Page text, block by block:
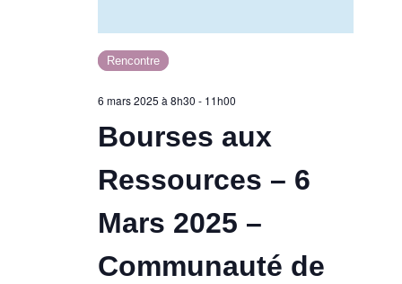
Bourses aux
Ressources – 6
Mars 2025 –
Communauté de
6 mars 2025 à 8h30 - 11h00
Rencontre